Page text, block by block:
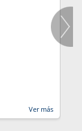
Ver más